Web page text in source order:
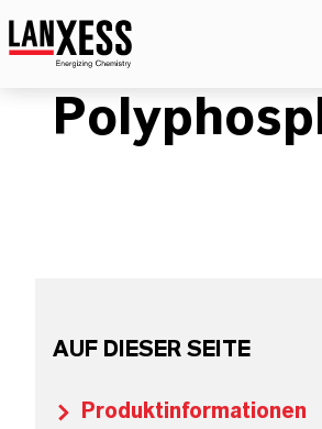
AUF DIESER SEITE
Produktinformationen